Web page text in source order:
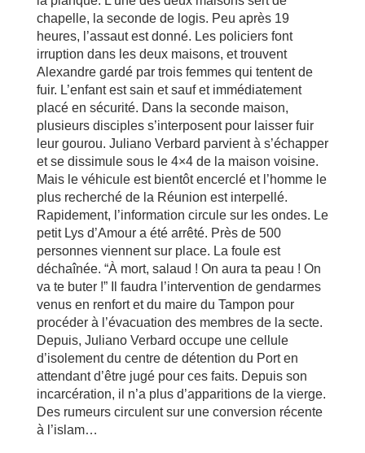
chapelle, la seconde de logis. Peu après 19
heures, l’assaut est donné. Les policiers font
irruption dans les deux maisons, et trouvent
Alexandre gardé par trois femmes qui tentent de
fuir. L’enfant est sain et sauf et immédiatement
placé en sécurité. Dans la seconde maison,
plusieurs disciples s’interposent pour laisser fuir
leur gourou. Juliano Verbard parvient à s’échapper
et se dissimule sous le 4×4 de la maison voisine.
Mais le véhicule est bientôt encerclé et l’homme le
plus recherché de la Réunion est interpellé.
Rapidement, l’information circule sur les ondes. Le
petit Lys d’Amour a été arrêté. Près de 500
personnes viennent sur place. La foule est
déchaînée. “À mort, salaud ! On aura ta peau ! On
va te buter !” Il faudra l’intervention de gendarmes
venus en renfort et du maire du Tampon pour
procéder à l’évacuation des membres de la secte.
Depuis, Juliano Verbard occupe une cellule
d’isolement du centre de détention du Port en
attendant d’être jugé pour ces faits. Depuis son
incarcération, il n’a plus d’apparitions de la vierge.
Des rumeurs circulent sur une conversion récente
à l’islam…